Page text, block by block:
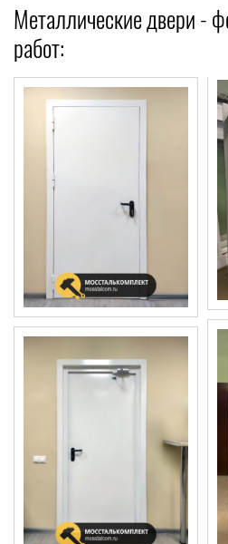
Металлические двери -
работ: